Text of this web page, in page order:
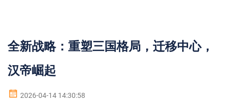
全新战略：重塑三国格局，迁移中心，
汉帝崛起
2026-04-14 14:30:58